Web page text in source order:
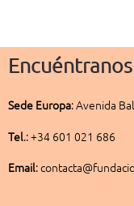
Encuéntranos
Sede Europa:Avenida
Tel.: +34 601 021 686
Email: